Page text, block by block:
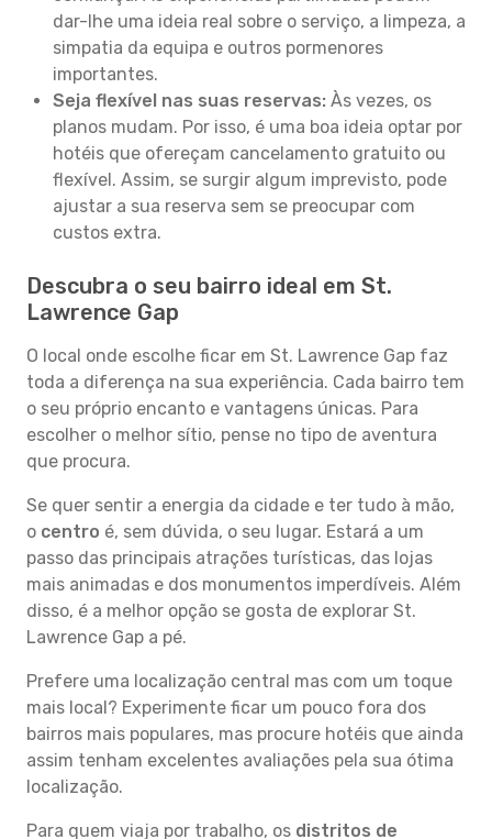
dar-lhe uma ideia real sobre o serviço, a limpeza, a
simpatia da equipa e outros pormenores
importantes.
Seja flexível nas suas reservas: Às vezes, os
planos mudam. Por isso, é uma boa ideia optar por
hotéis que ofereçam cancelamento gratuito ou
flexível. Assim, se surgir algum imprevisto, pode
ajustar a sua reserva sem se preocupar com
custos extra.
Descubra o seu bairro ideal em St.
Lawrence Gap
O local onde escolhe ficar em St. Lawrence Gap faz
toda a diferença na sua experiência. Cada bairro tem
o seu próprio encanto e vantagens únicas. Para
escolher o melhor sítio, pense no tipo de aventura
que procura.
Se quer sentir a energia da cidade e ter tudo à mão,
o centro é, sem dúvida, o seu lugar. Estará a um
passo das principais atrações turísticas, das lojas
mais animadas e dos monumentos imperdíveis. Além
disso, é a melhor opção se gosta de explorar St.
Lawrence Gap a pé.
Prefere uma localização central mas com um toque
mais local? Experimente ficar um pouco fora dos
bairros mais populares, mas procure hotéis que ainda
assim tenham excelentes avaliações pela sua ótima
localização.
Para quem viaja por trabalho, os distritos de